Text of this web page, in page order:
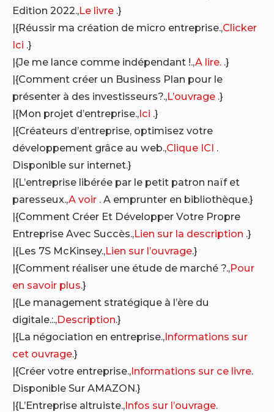
Edition 2022.,Le livre .}
|{Réussir ma création de micro entreprise.,Clicker
Ici .}
|{Je me lance comme indépendant !.,A lire. .}
|{Comment créer un Business Plan pour le
présenter à des investisseurs?.,L’ouvrage .}
|{Mon projet d’entreprise.,Ici .}
|{Créateurs d’entreprise, optimisez votre
développement grâce au web.,Clique ICI .
Disponible sur internet.}
|{L’entreprise libérée par le petit patron naïf et
paresseux.,A voir . A emprunter en bibliothèque.}
|{Comment Créer Et Développer Votre Propre
Entreprise Avec Succès.,Lien sur la description .}
|{Les 7S McKinsey.,Lien sur l’ouvrage.}
|{Comment réaliser une étude de marché ?.,Pour
en savoir plus.}
|{Le management stratégique à l’ère du
digitale.:.,Description.}
|{La négociation en entreprise.,Informations sur
cet ouvrage.}
|{Créer votre entreprise.,Informations sur ce livre.
Disponible Sur AMAZON.}
|{L’Entreprise altruiste.,Infos sur l’ouvrage.